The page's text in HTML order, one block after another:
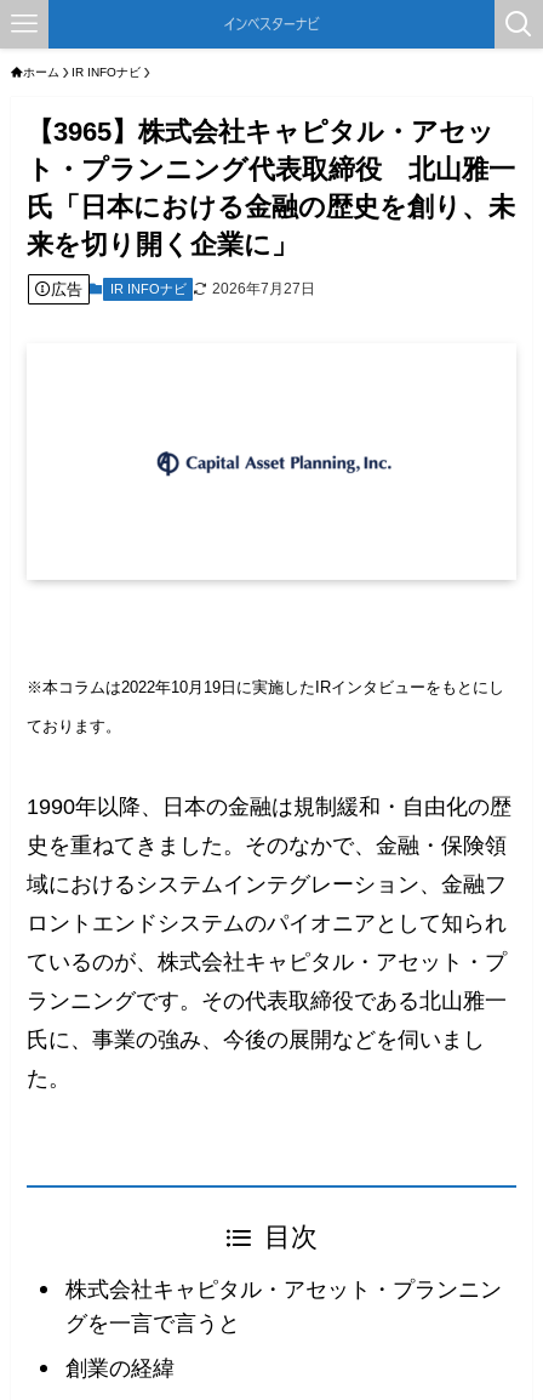
ホーム IR INFOナビ
【3965】株式会社キャピタル・アセッ
ト・プランニング代表取締役 北山雅一
氏「日本における金融の歴史を創り、未
来を切り開く企業に」
広告 IR INFOナビ 2026年7月27日
※本コラムは2022年10月19日に実施したIRインタビューをもとにし
ております。
1990年以降、日本の金融は規制緩和・自由化の歴
史を重ねてきました。そのなかで、金融・保険領
域におけるシステムインテグレーション、金融フ
ロントエンドシステムのパイオニアとして知られ
ているのが、株式会社キャピタル・アセット・プ
ランニングです。その代表取締役である北山雅一
氏に、事業の強み、今後の展開などを伺いまし
た。
目次
株式会社キャピタル・アセット・プランニン
グを一言で言うと
創業の経緯